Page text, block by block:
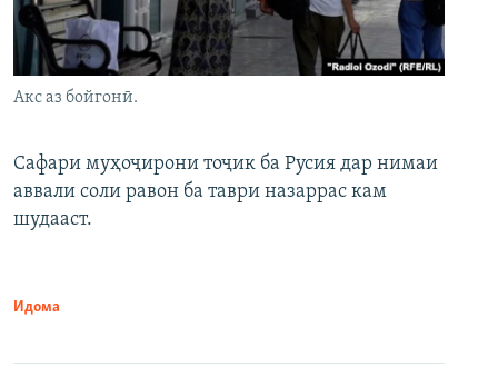
Акс аз бойгонӣ.
Сафари муҳоҷирони тоҷик ба Русия дар нимаи
аввали соли равон ба таври назаррас кам
шудааст.
Идома